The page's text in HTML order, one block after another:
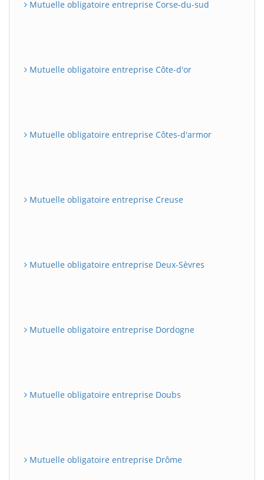
Mutuelle obligatoire entreprise Corse-du-sud
Mutuelle obligatoire entreprise Côte-d'or
Mutuelle obligatoire entreprise Côtes-d'armor
Mutuelle obligatoire entreprise Creuse
Mutuelle obligatoire entreprise Deux-Sèvres
Mutuelle obligatoire entreprise Dordogne
Mutuelle obligatoire entreprise Doubs
Mutuelle obligatoire entreprise Drôme